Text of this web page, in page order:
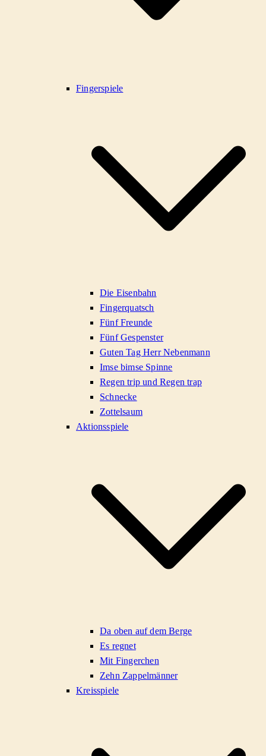
Fingerspiele
Die Eisenbahn
Fingerquatsch
Fünf Freunde
Fünf Gespenster
Guten Tag Herr Nebenmann
Imse bimse Spinne
Regen trip und Regen trap
Schnecke
Zottelsaum
Aktionsspiele
Da oben auf dem Berge
Es regnet
Mit Fingerchen
Zehn Zappelmänner
Kreisspiele